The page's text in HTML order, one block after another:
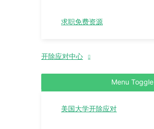
求职免费资源
开除应对中心
Menu Toggle
美国大学开除应对